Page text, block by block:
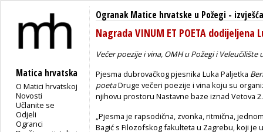
Matica hrvatska
O Matici hrvatskoj
Novosti
Učlanite se
Odjeli
Ogranci
Ogranak Matice hrvatske u Požegi - izvješća
Nagrada VINUM ET POETA dodijeljena
Večer poezije i vina, OMH u Požegi i Veleučilište
Pjesma dubrovačkog pjesnika Luka Paljetka
poetaDruge večeri poezije i vina koju su
njihovu prostoru Nastavne baze iznad Vetova
„Pjesma je rapsodična, zvonka, ritmična,
Bagić s Filozofskog fakulteta u Zagrebu, koji je